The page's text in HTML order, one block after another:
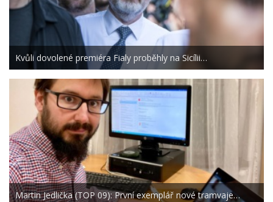
Kvůli dovolené premiéra Fialy proběhly na Sicílii…
Martin Jedlička (TOP 09): První exemplář nové tramvaje…